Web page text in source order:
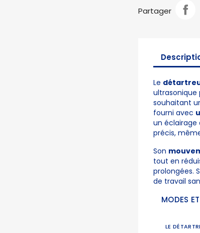
Partager
Le
ultrasonique
souhaitant
fourni avec
un éclairage
précis,
Son
tout en
prolongées.
de travail
MODES
LE